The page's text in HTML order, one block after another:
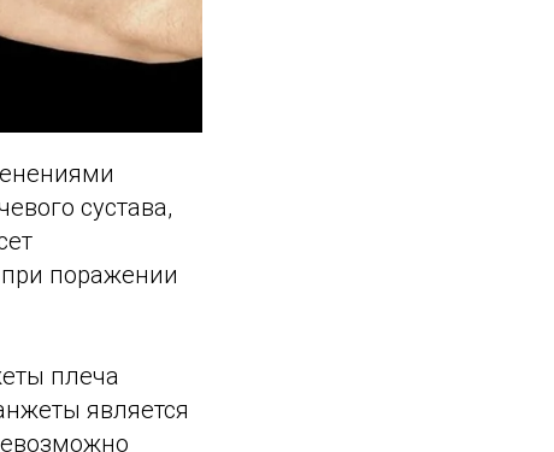
сустава,
поражении
плеча
является